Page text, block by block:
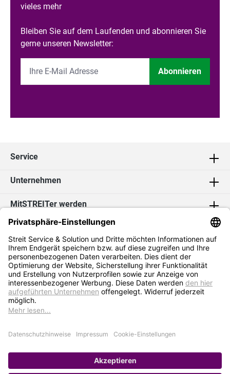
vieles mehr
Bleiben Sie auf dem Laufenden und abonnieren Sie
gerne unseren Newsletter:
Abonnieren
Service
Unternehmen
MitSTREITer werden
Kontakt
Social Media
* Alle Preise exkl. MwSt. zzgl.Versandkosten
Impressum